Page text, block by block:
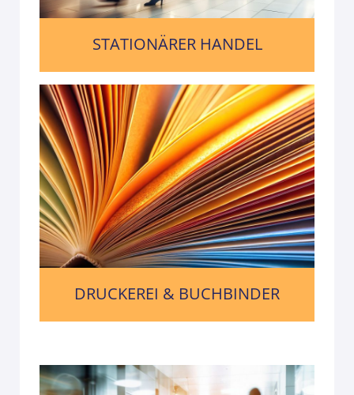
STATIONÄRER HANDEL
DRUCKEREI & BUCHBINDER